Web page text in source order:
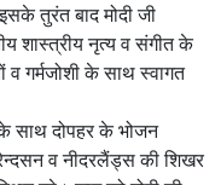
तुरंत बाद मोदी जी
शास्त्रीय नृत्य व संगीत के
व गर्मजोशी के साथ स्वागत
के साथ दोपहर के भोजन
व नीदरलैंड्स की शिखर